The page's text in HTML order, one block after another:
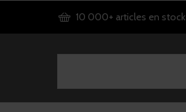
10 000+ articles en stock